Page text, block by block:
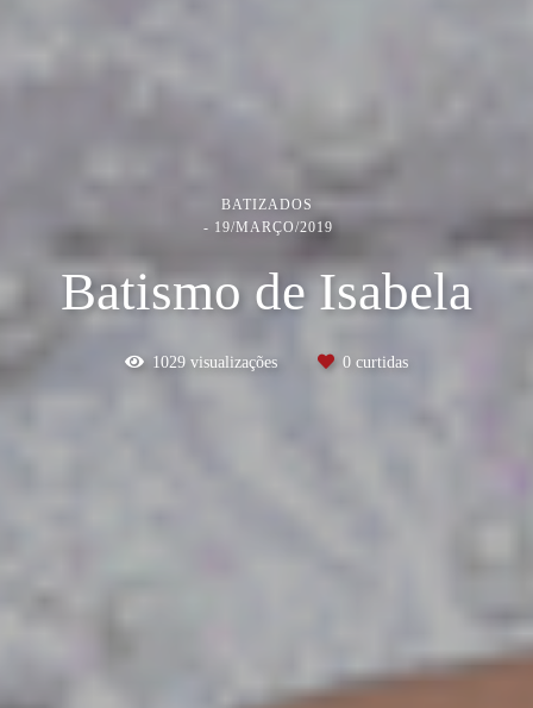
BATIZADOS
19/MARÇO/2019
Batismo de Isabela
1029 visualizações 0 curtidas